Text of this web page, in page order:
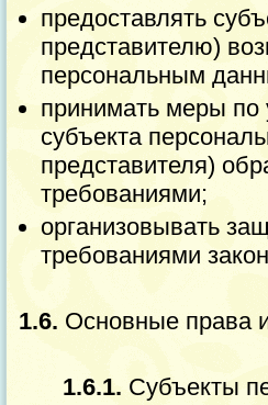
предоставлять
представителю)
персональным
принимать меры по
субъекта
представителя)
требованиями;
организовывать
требованиями
1.6. Основные права
1.6.1. Субъекты